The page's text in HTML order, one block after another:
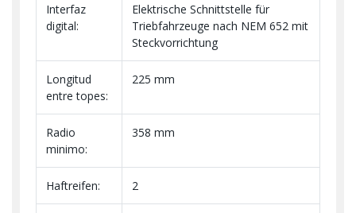
Interfaz
digital:
Elektrische Schnittstelle für
Triebfahrzeuge nach NEM 652 mit
Steckvorrichtung
Longitud
entre topes:
225 mm
Radio
minimo:
358 mm
Haftreifen: 2